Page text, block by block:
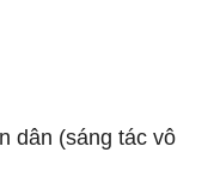
dân (sáng tác vô